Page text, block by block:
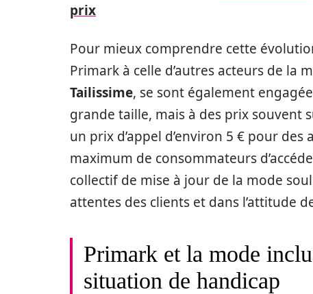
prix
Pour mieux comprendre cette
Primark à celle d’autres acteurs de la
Tailissime, se sont également
grande taille, mais à des prix souvent
un prix d’appel d’environ 5 € pour
maximum de consommateurs
collectif de mise à jour de la mode
attentes des clients et dans l’attitude
Primark et la mode
situation de handicap